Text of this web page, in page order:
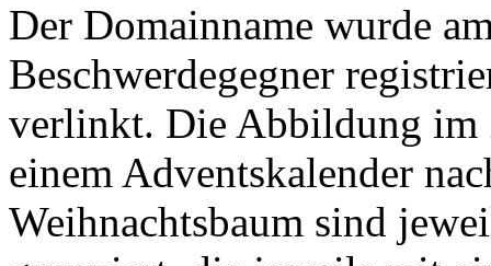
Der Domainname wurde
Beschwerdegegner
verlinkt. Die Abbildung im
einem Adventskalender
Weihnachtsbaum sind